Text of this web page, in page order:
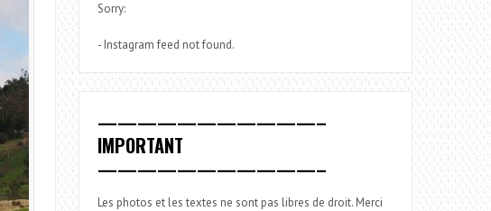
Sorry:
- Instagram feed not found.
———————————–
IMPORTANT
———————————–
Les photos et les textes ne sont pas libres de droit. Merci